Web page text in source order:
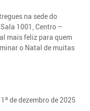
na sede do
1001, Centro –
mais feliz para quem
o Natal de muitas
de dezembro de 2025